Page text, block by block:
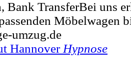
Bank TransferBei uns
Möbelwagen
umzug.de
Hannover Hypnose